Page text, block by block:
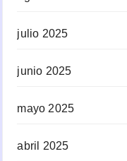
julio 2025
junio 2025
mayo 2025
abril 2025